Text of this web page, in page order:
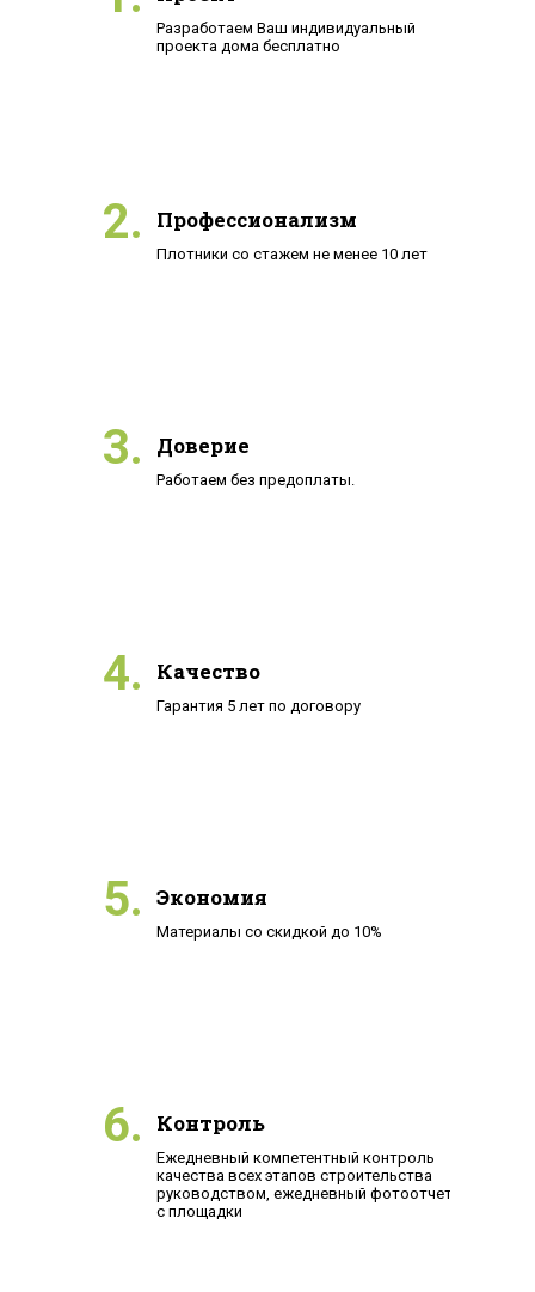
Разработаем Ваш индивидуальный
проекта дома бесплатно
2. Профессионализм
Плотники со стажем не менее 10 лет
3. Доверие
Работаем без предоплаты.
4. Качество
Гарантия 5 лет по договору
5. Экономия
Материалы со скидкой до 10%
6. Контроль
Ежедневный компетентный контроль
качества всех этапов строительства
руководством, ежедневный фотоотчет
с площадки